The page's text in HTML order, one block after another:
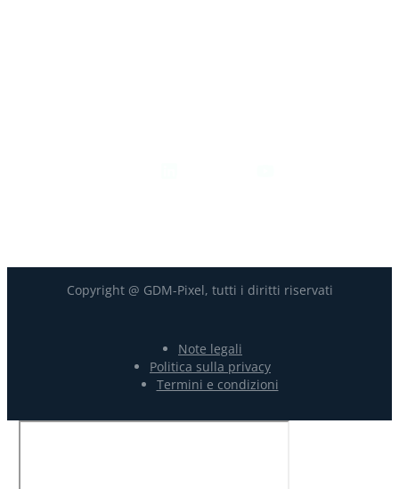
Copyright @ GDM-Pixel, tutti i diritti riservati
Note legali
Politica sulla privacy
Termini e condizioni